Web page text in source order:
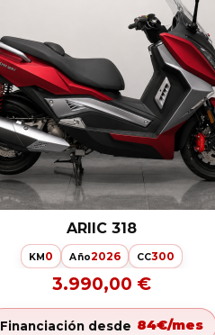
ARIIC 318
KM0 Año2026 CC300
3.990,00 €
Financiación desde 84€/mes